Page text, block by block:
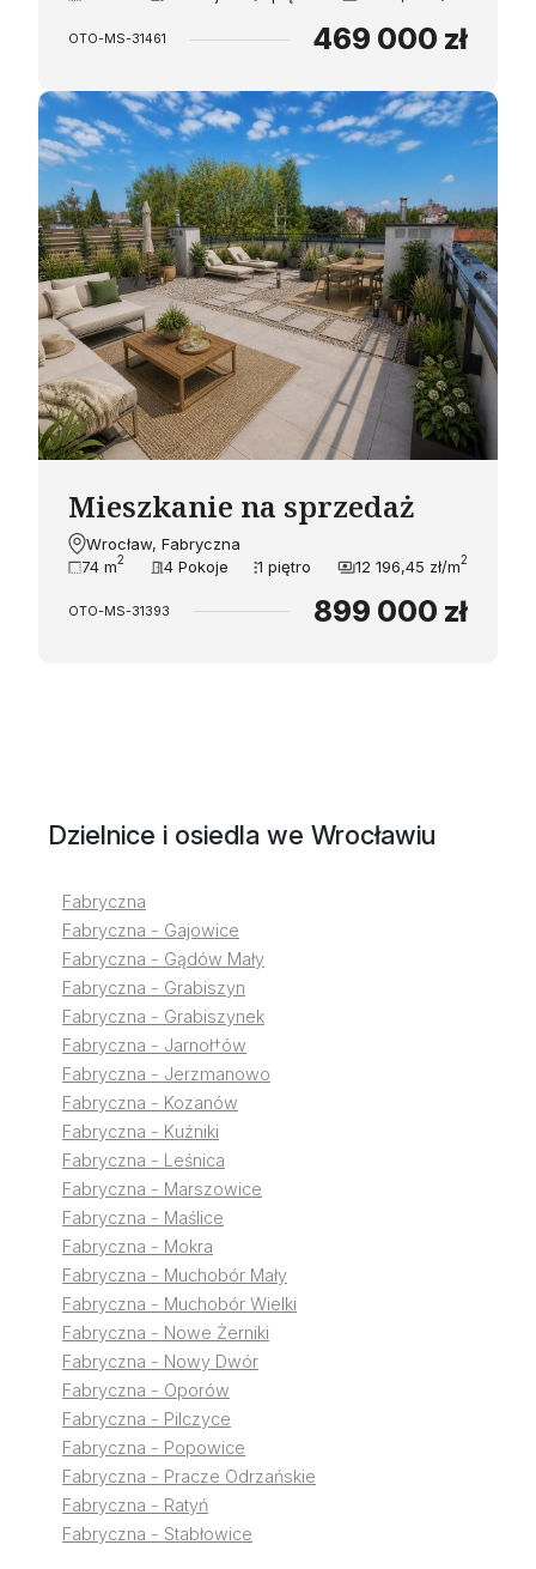
OTO-MS-31461 469 000 zł
Mieszkanie na sprzedaż
Wrocław, Fabryczna
74 m2 4 Pokoje 1 piętro 12 196,45 zł/m2
OTO-MS-31393 899 000 zł
Dzielnice i osiedla we Wrocławiu
Fabryczna
Fabryczna - Gajowice
Fabryczna - Gądów Mały
Fabryczna - Grabiszyn
Fabryczna - Grabiszynek
Fabryczna - Jarnoł†ów
Fabryczna - Jerzmanowo
Fabryczna - Kozanów
Fabryczna - Kuźniki
Fabryczna - Leśnica
Fabryczna - Marszowice
Fabryczna - Maślice
Fabryczna - Mokra
Fabryczna - Muchobór Mały
Fabryczna - Muchobór Wielki
Fabryczna - Nowe Żerniki
Fabryczna - Nowy Dwór
Fabryczna - Oporów
Fabryczna - Pilczyce
Fabryczna - Popowice
Fabryczna - Pracze Odrzańskie
Fabryczna - Ratyń
Fabryczna - Stabłowice